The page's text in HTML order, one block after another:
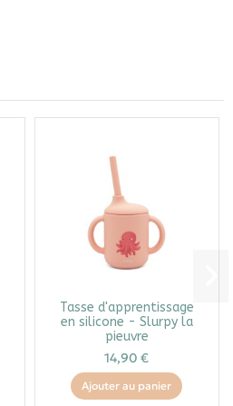
Tasse d'apprentissage
en silicone - Slurpy la
pieuvre
14,90 €
Ajouter au panier